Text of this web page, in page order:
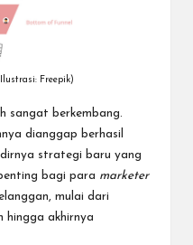
Freepik)
sangat berkembang.
dianggap berhasil
strategi baru yang
bagi para marketer
mulai dari
hingga akhirnya